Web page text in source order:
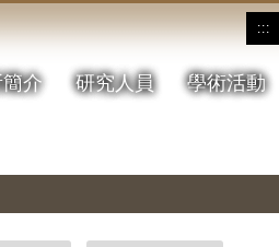
:::
介 研究人員 學術活動